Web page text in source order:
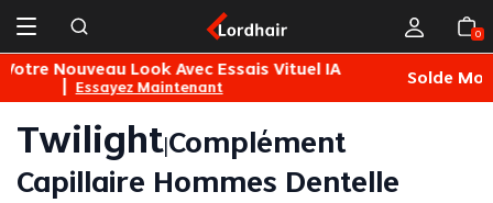
0
Solde Mois Lordhair 45€/1pc 100€/2pcs Achetez
TwilightComplément
Capillaire Hommes Dentelle